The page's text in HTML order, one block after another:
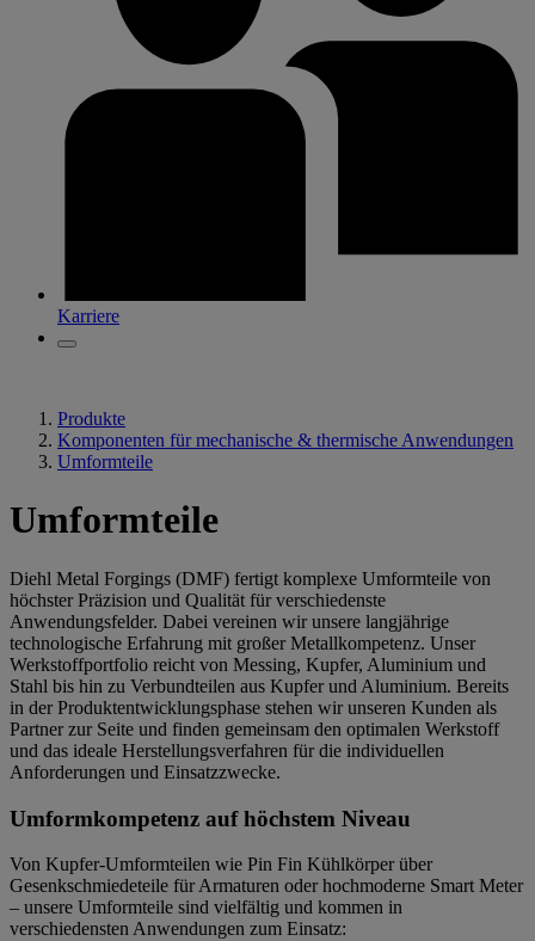
Karriere
Produkte
Komponenten für mechanische & thermische Anwendungen
Umformteile
Umformteile
Diehl Metal Forgings (DMF) fertigt komplexe Umformteile von
höchster Präzision und Qualität für verschiedenste
Anwendungsfelder. Dabei vereinen wir unsere langjährige
technologische Erfahrung mit großer Metallkompetenz. Unser
Werkstoffportfolio reicht von Messing, Kupfer, Aluminium und
Stahl bis hin zu Verbundteilen aus Kupfer und Aluminium. Bereits
in der Produktentwicklungsphase stehen wir unseren Kunden als
Partner zur Seite und finden gemeinsam den optimalen Werkstoff
und das ideale Herstellungsverfahren für die individuellen
Anforderungen und Einsatzzwecke.
Umformkompetenz auf höchstem Niveau
Von Kupfer-Umformteilen wie Pin Fin Kühlkörper über
Gesenkschmiedeteile für Armaturen oder hochmoderne Smart Meter
– unsere Umformteile sind vielfältig und kommen in
verschiedensten Anwendungen zum Einsatz: